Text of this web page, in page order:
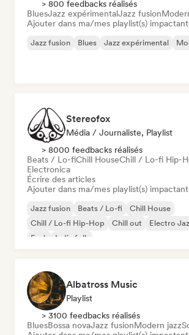
> 800 feedbacks réalisés
BluesJazz expérimentalJazz fusion
Ajouter dans ma/mes playlist(s)
Jazz fusion Blues Jazz expérimental
Stereofox
Média / Journaliste, Playlist
> 8000 feedbacks réalisés
Beats / Lo-fiChill HouseChill / Lo-fi Hip-
Electronica
Écrire des articles
Ajouter dans ma/mes playlist(s)
Jazz fusion Beats / Lo-fi
Chill House
Chill / Lo-fi Hip-Hop
Chill out
Electro
Funk
Indie folk
Albatross Music
Playlist
> 3100 feedbacks réalisés
BluesBossa novaJazz fusionModern jazz